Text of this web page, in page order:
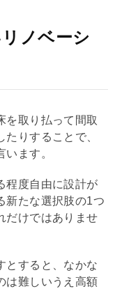
ノベーシ
を取り払って間取
りすることで、
ます。
程度自由に設計が
新たな選択肢の1つ
だけではありませ
とすると、なかな
は難しいうえ高額